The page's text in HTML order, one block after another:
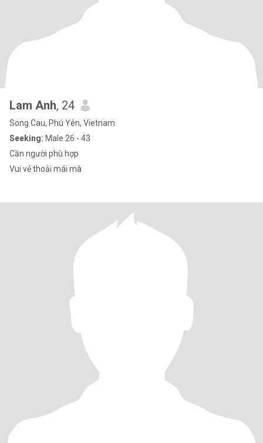
Lam Anh, 24
Song Cau, Phú Yên, Vietnam
Seeking: Male 26 - 43
Cần người phù hợp
Vui vẻ thoải mái mà